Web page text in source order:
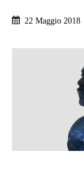
22 Maggio 2018